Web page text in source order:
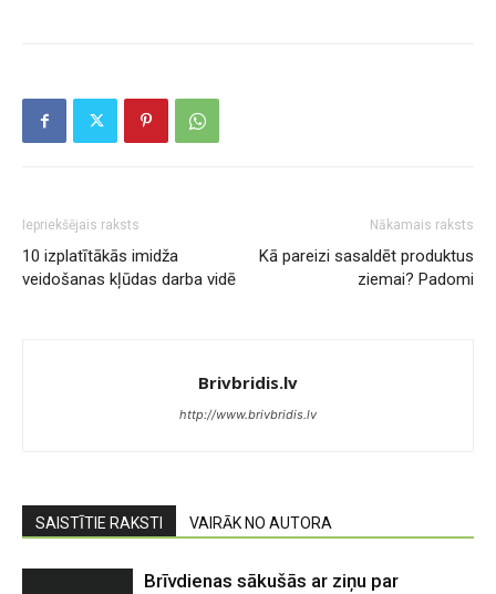
Iepriekšējais raksts
10 izplatītākās imidža
veidošanas kļūdas darba vidē
Nākamais raksts
Kā pareizi sasaldēt produktus
ziemai? Padomi
Brivbridis.lv
http://www.brivbridis.lv
SAISTĪTIE RAKSTI VAIRĀK NO AUTORA
Brīvdienas sākušās ar ziņu par